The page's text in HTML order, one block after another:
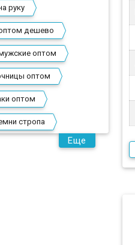
руку
дешево
оптом
оптом
оптом
стропа
Еще